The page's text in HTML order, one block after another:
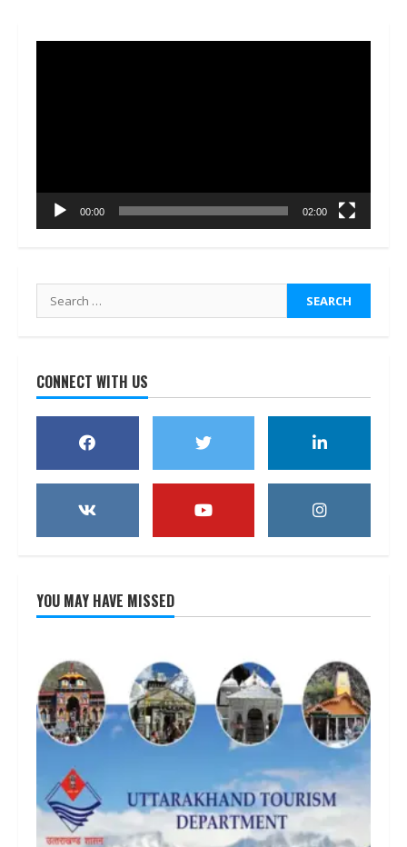
00:00 02:00
Search
for:
CONNECT WITH US
YOU MAY HAVE MISSED